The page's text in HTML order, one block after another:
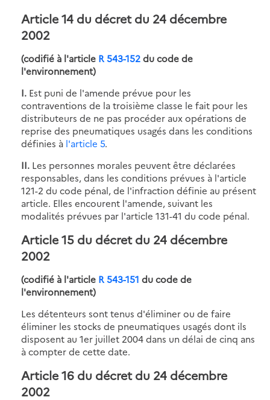
Article 14 du décret du 24 décembre
2002
(codifié à l'article R 543-152du code de
l'environnement)
I. Est puni de l'amende prévue pour les
contraventions de la troisième classe le fait pour les
distributeurs de ne pas procéder aux opérations de
reprise des pneumatiques usagés dans les conditions
définies à l'article 5.
II. Les personnes morales peuvent être déclarées
responsables, dans les conditions prévues à l'article
121-2 du code pénal, de l'infraction définie au présent
article. Elles encourent l'amende, suivant les
modalités prévues par l'article 131-41 du code pénal.
Article 15 du décret du 24 décembre
2002
(codifié à l'article R 543-151 du code de
l'environnement)
Les détenteurs sont tenus d'éliminer ou de faire
éliminer les stocks de pneumatiques usagés dont ils
disposent au 1er juillet 2004 dans un délai de cinq ans
à compter de cette date.
Article 16 du décret du 24 décembre
2002